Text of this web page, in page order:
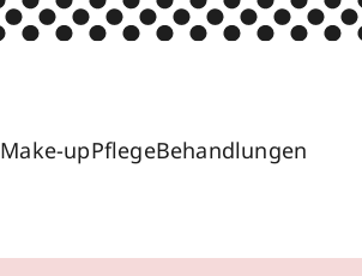
Make-upPflegeBehandlungen